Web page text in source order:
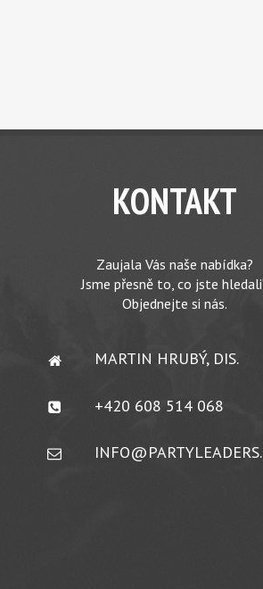
KONTAKT
Zaujala Vás naše nabídka?
Jsme přesně to, co jste
Objednejte si nás.
MARTIN HRUBÝ, DIS.
+420 608 514 068